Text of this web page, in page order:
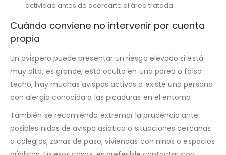
actividad antes de acercarte al área tratada.
Cuándo conviene no intervenir por cuenta
propia
Un avispero puede presentar un riesgo elevado si está
muy alto, es grande, está oculto en una pared o falso
techo, hay muchas avispas activas o existe una persona
con alergia conocida a las picaduras en el entorno.
También se recomienda extremar la prudencia ante
posibles nidos de avispa asiática o situaciones cercanas
a colegios, zonas de paso, viviendas con niños o espacios